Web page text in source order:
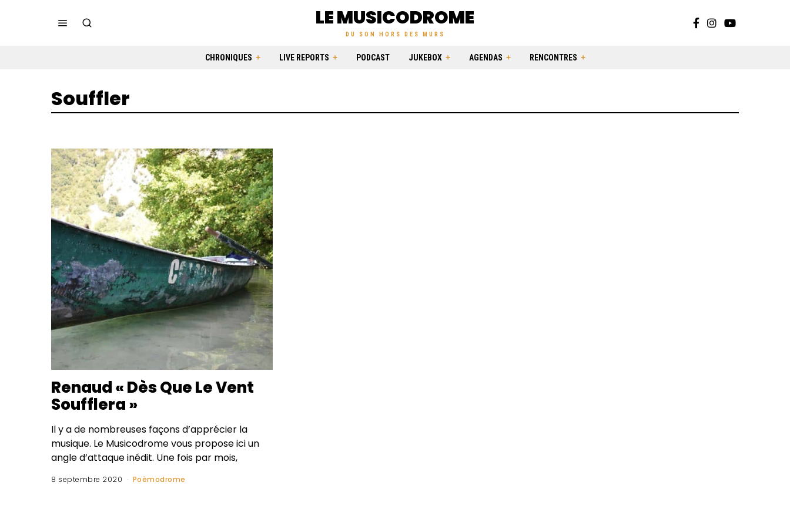
LE MUSICODROME
DU SON HORS DES MURS
CHRONIQUES LIVE REPORTS PODCAST JUKEBOX AGENDAS RENCONTRES
Souffler
Renaud « Dès Que Le Vent
Soufflera »
Il y a de nombreuses façons d’apprécier la
musique. Le Musicodrome vous propose ici un
angle d’attaque inédit. Une fois par mois,
8 septembre 2020 Poèmodrome